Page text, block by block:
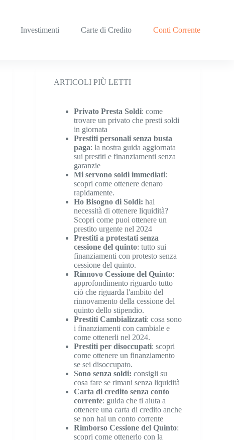
Investimenti Carte di Credito Conti Corrente
ARTICOLI PIÙ LETTI
Privato Presta Soldi: come
trovare un privato che presti soldi
in giornata
Prestiti personali senza busta
paga: la nostra guida aggiornata
sui prestiti e finanziamenti senza
garanzie
Mi servono soldi immediati:
scopri come ottenere denaro
rapidamente.
Ho Bisogno di Soldi: hai
necessità di ottenere liquidità?
Scopri come puoi ottenere un
prestito urgente nel 2024
Prestiti a protestati senza
cessione del quinto: tutto sui
finanziamenti con protesto senza
cessione del quinto.
Rinnovo Cessione del Quinto:
approfondimento riguardo tutto
ciò che riguarda l'ambito del
rinnovamento della cessione del
quinto dello stipendio.
Prestiti Cambializzati: cosa sono
i finanziamenti con cambiale e
come ottenerli nel 2024.
Prestiti per disoccupati: scopri
come ottenere un finanziamento
se sei disoccupato.
Sono senza soldi: consigli su
cosa fare se rimani senza liquidità
Carta di credito senza conto
corrente: guida che ti aiuta a
ottenere una carta di credito anche
se non hai un conto corrente
Rimborso Cessione del Quinto:
scopri come ottenerlo con la